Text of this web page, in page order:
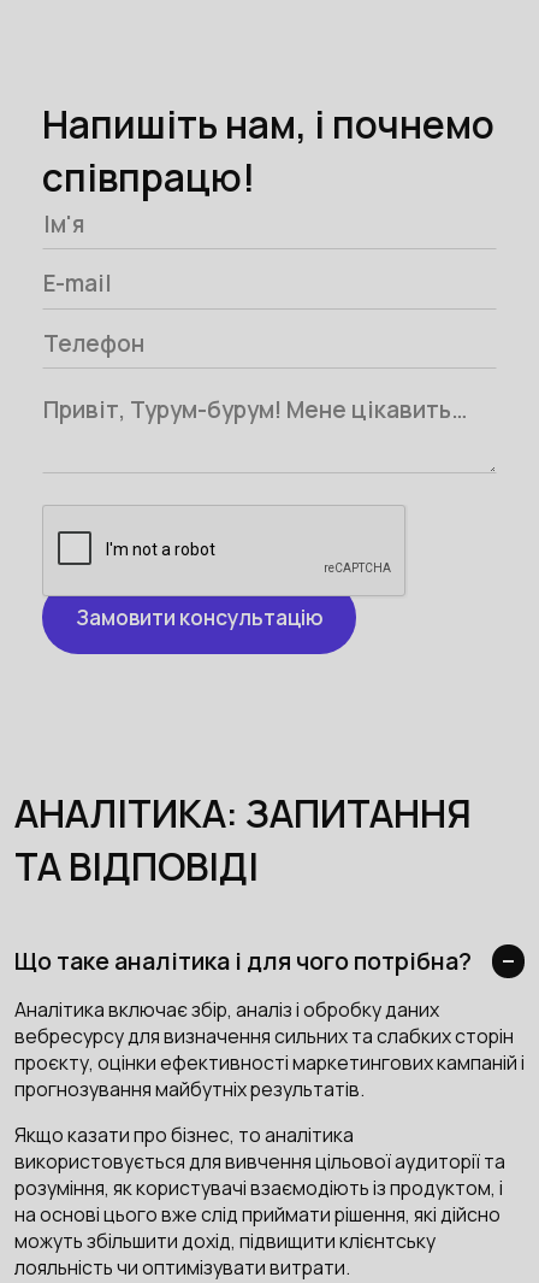
Напишіть нам, і почнемо
співпрацю!
АНАЛІТИКА: ЗАПИТАННЯ
ТА ВІДПОВІДІ
Що таке аналітика і для чого потрібна?
Аналітика включає збір, аналіз і обробку даних
вебресурсу для визначення сильних та слабких сторін
проєкту, оцінки ефективності маркетингових кампаній і
прогнозування майбутніх результатів.
Якщо казати про бізнес, то аналітика
використовується для вивчення цільової аудиторії та
розуміння, як користувачі взаємодіють із продуктом, і
на основі цього вже слід приймати рішення, які дійсно
можуть збільшити дохід, підвищити клієнтську
лояльність чи оптимізувати витрати.